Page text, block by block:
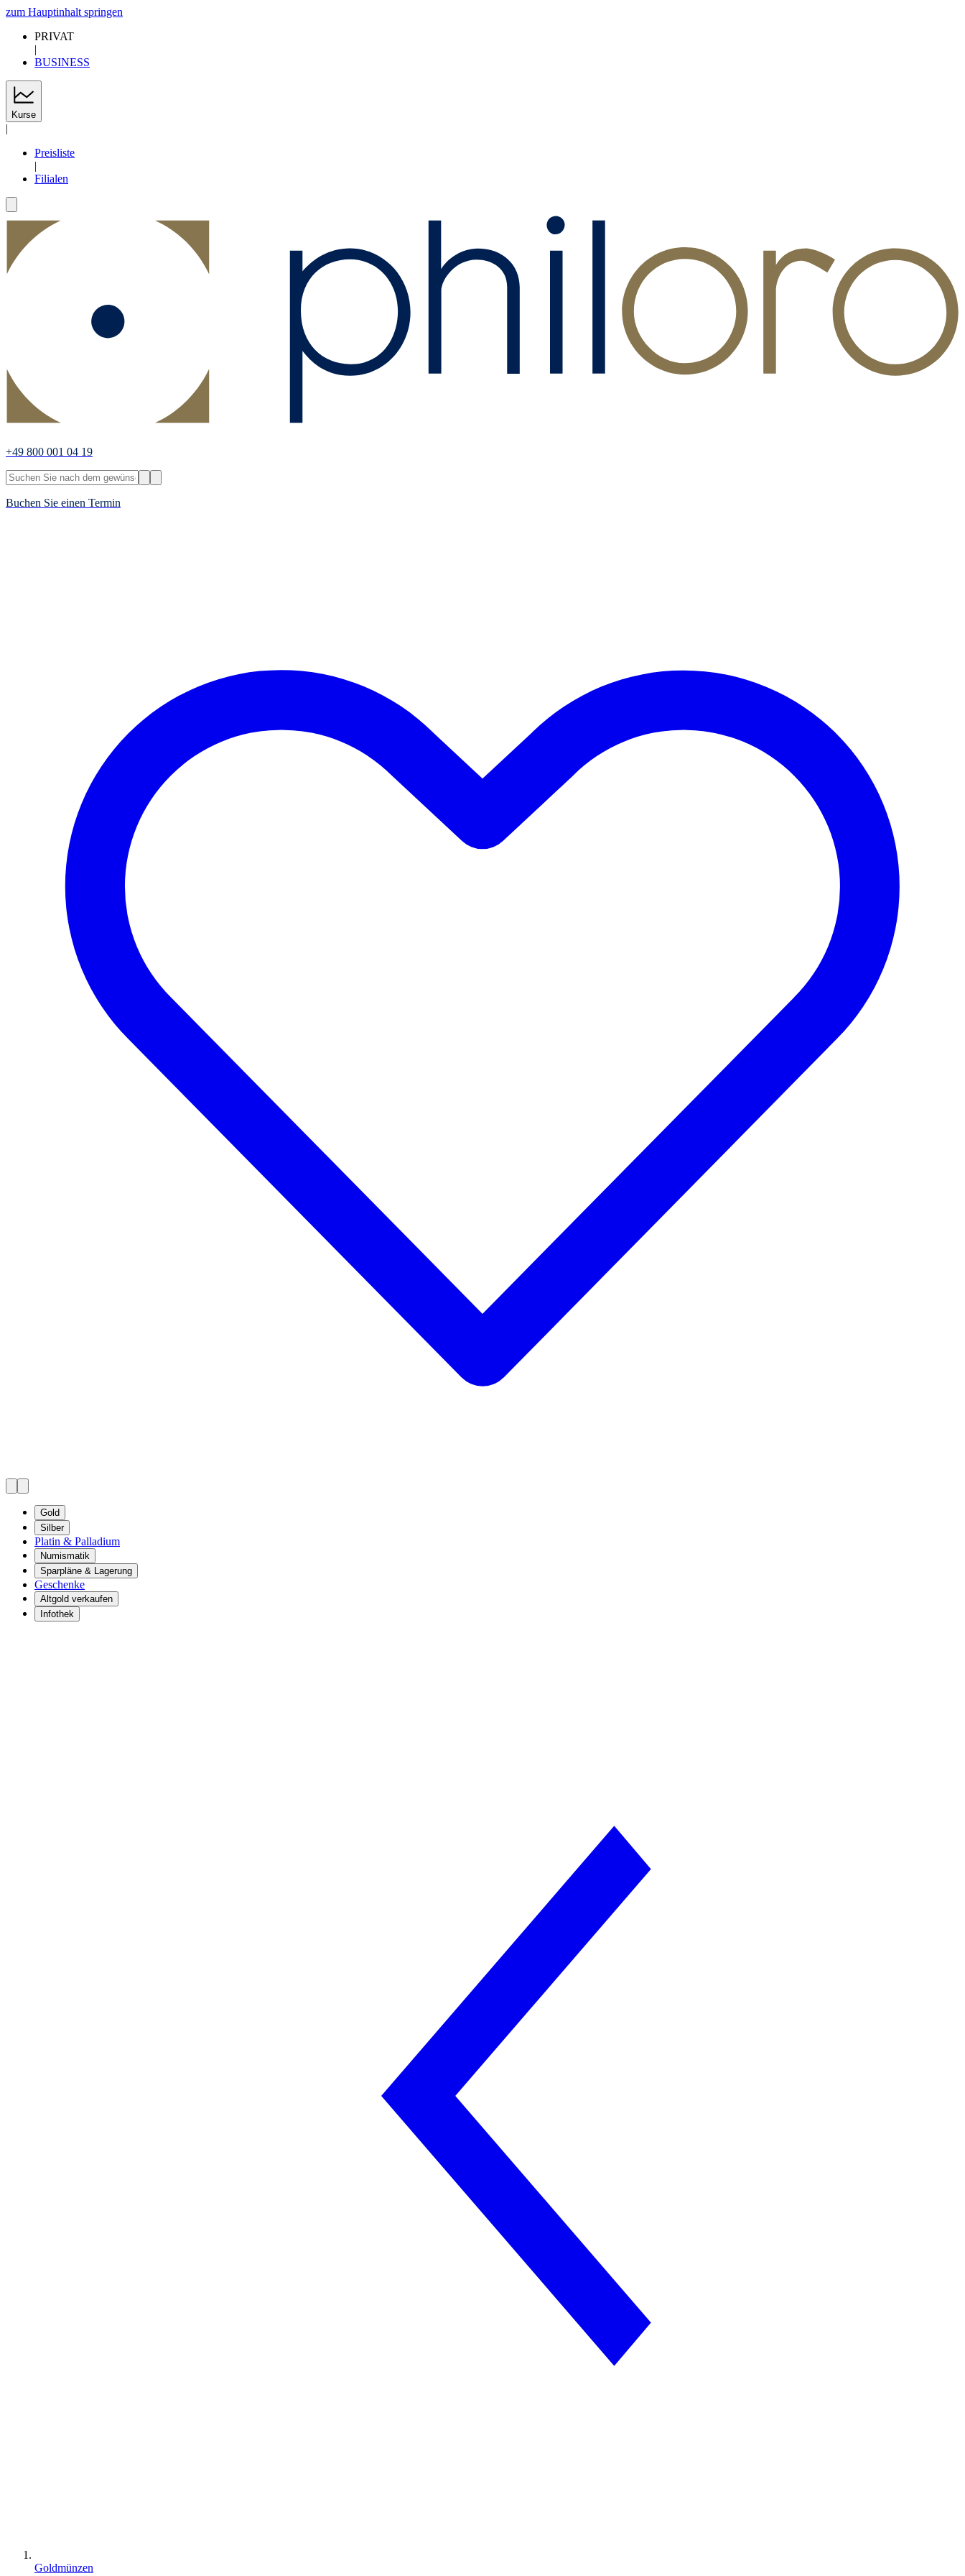
zum Hauptinhalt springen
PRIVAT
|
BUSINESS
Kurse
|
Preisliste
|
Filialen
+49 800 001 04 19
Buchen Sie einen Termin
Gold
Silber
Platin & Palladium
Numismatik
Sparpläne & Lagerung
Geschenke
Altgold verkaufen
Infothek
Goldmünzen